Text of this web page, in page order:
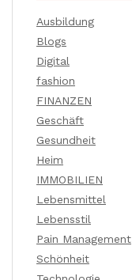
Ausbildung
Blogs
Digital
fashion
FINANZEN
Geschäft
Gesundheit
Heim
IMMOBILIEN
Lebensmittel
Lebensstil
Pain Management
Schönheit